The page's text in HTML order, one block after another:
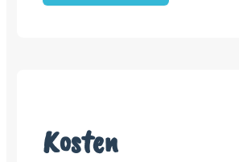
Kosten